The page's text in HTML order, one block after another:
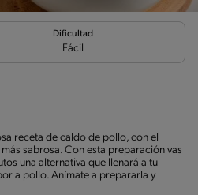
Dificultad
Fácil
receta de caldo de pollo, con el
sabrosa. Con esta preparación vas
una alternativa que llenará a tu
a pollo. Anímate a prepararla y